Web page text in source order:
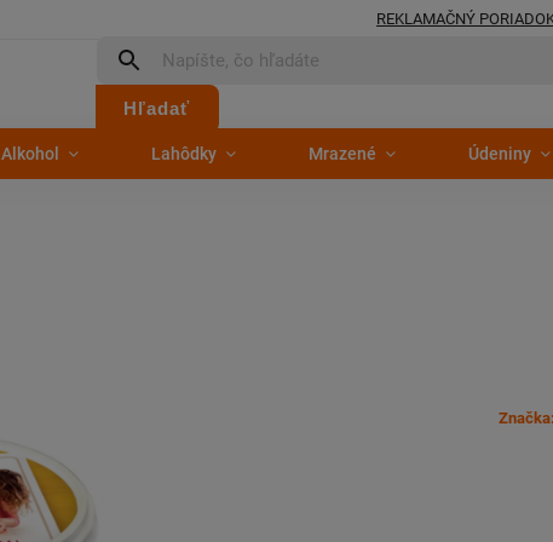
REKLAMAČNÝ
Hľadať
Alkohol Lahôdky Mrazené Údeniny
Značka: